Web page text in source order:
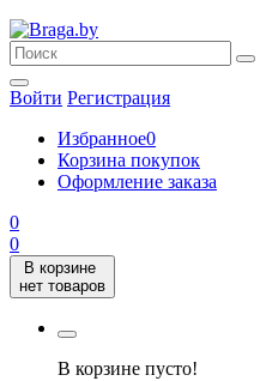
Войти Регистрация
Избранное0
Корзина покупок
Оформление заказа
0
0
В корзине
нет товаров
В корзине пусто!